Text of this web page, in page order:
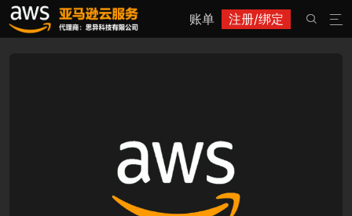
账单 注册/绑定 
